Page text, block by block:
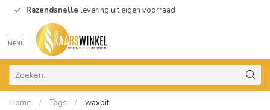
Razendsnelle levering uit eigen voorraad
MENU
Home / Tags / waxpit